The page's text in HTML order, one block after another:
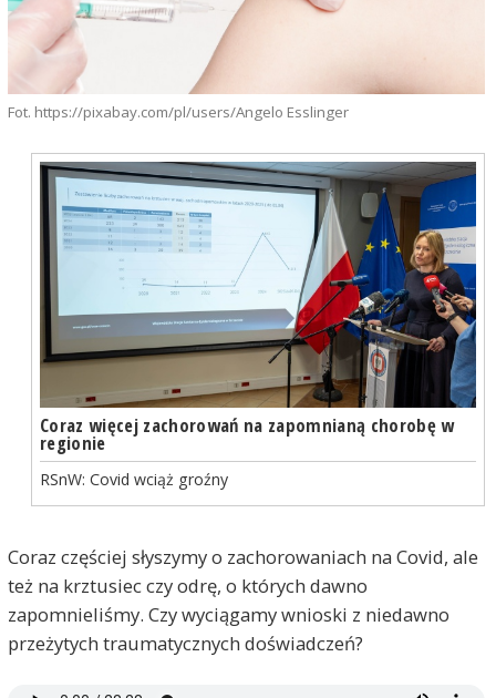
Fot. https://pixabay.com/pl/users/Angelo Esslinger
Coraz więcej zachorowań na zapomnianą chorobę w
regionie
RSnW: Covid wciąż groźny
Coraz częściej słyszymy o zachorowaniach na Covid, ale
też na krztusiec czy odrę, o których dawno
zapomnieliśmy. Czy wyciągamy wnioski z niedawno
przeżytych traumatycznych doświadczeń?